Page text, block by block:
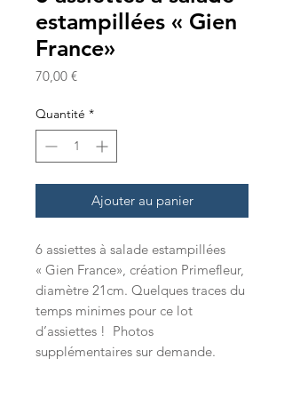
estampillées « Gien
France»
70,00 €Prix
Quantité *
Ajouter au panier
6 assiettes à salade estampillées
« Gien France», création Primefleur,
diamètre 21cm. Quelques traces du
temps minimes pour ce lot
d’assiettes ! Photos
supplémentaires sur demande.